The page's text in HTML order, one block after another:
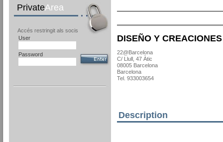
PrivateArea
Accés restringit als socis
User
Password
DISEÑO Y
22@Barcelona
C/ Llull, 47 Àtic
08005 Barcelona
Barcelona
Tel. 933003654
Description